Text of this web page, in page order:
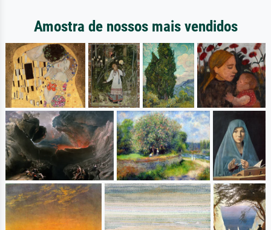
Amostra de nossos mais vendidos